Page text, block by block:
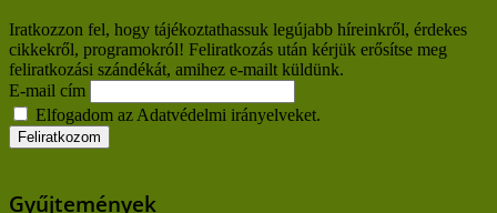
Iratkozzon fel, hogy tájékoztathassuk legújabb híreinkről, érdekes
cikkekről, programokról! Feliratkozás után kérjük erősítse meg
feliratkozási szándékát, amihez e-mailt küldünk.
E-mail cím
Elfogadom az Adatvédelmi irányelveket.
Gyűjtemények